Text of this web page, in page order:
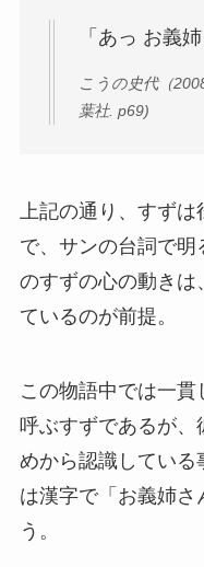
「あっ お義姉
こうの史代（
葉社. p69)
上記の通り、すず
で、サンの台詞で明
のすずの心の動きは
ているのが前提。
この物語中では一貫
呼ぶすずであるが、
めから認識している
は漢字で「お義姉さ
う。